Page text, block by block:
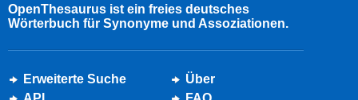
OpenThesaurus ist ein freies deutsches
Wörterbuch für Synonyme und Assoziationen.
Erweiterte Suche
Über